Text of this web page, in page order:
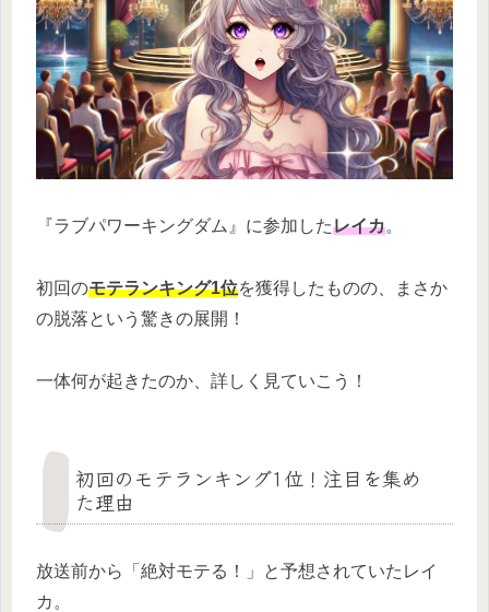
『ラブパワーキングダム』に参加したレイカ。
初回のモテランキング1位を獲得したものの、まさか
の脱落という驚きの展開！
一体何が起きたのか、詳しく見ていこう！
初回のモテランキング1位！注目を集め
た理由
放送前から「絶対モテる！」と予想されていたレイ
カ。